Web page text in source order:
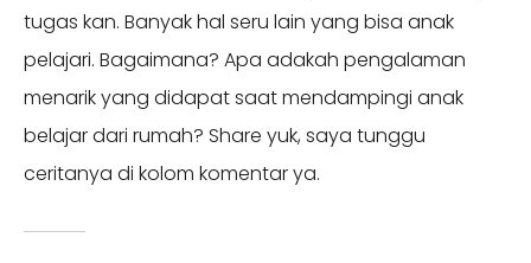
tugas kan. Banyak hal seru lain yang bisa anak
pelajari. Bagaimana? Apa adakah pengalaman
menarik yang didapat saat mendampingi anak
belajar dari rumah? Share yuk, saya tunggu
ceritanya di kolom komentar ya.